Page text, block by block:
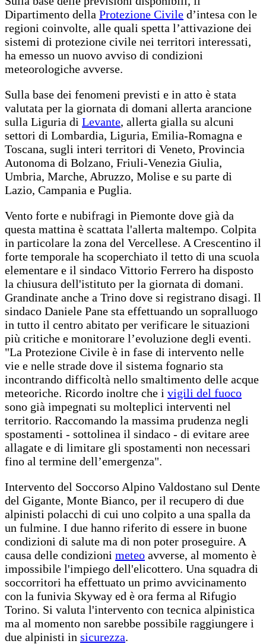
Dipartimento della Protezione Civile d’intesa con le
regioni coinvolte, alle quali spetta l’attivazione dei
sistemi di protezione civile nei territori interessati,
ha emesso un nuovo avviso di condizioni
meteorologiche avverse.
Sulla base dei fenomeni previsti e in atto è stata
valutata per la giornata di domani allerta arancione
sulla Liguria di Levante, allerta gialla su alcuni
settori di Lombardia, Liguria, Emilia-Romagna e
Toscana, sugli interi territori di Veneto, Provincia
Autonoma di Bolzano, Friuli-Venezia Giulia,
Umbria, Marche, Abruzzo, Molise e su parte di
Lazio, Campania e Puglia.
Vento forte e nubifragi in Piemonte dove già da
questa mattina è scattata l'allerta maltempo. Colpita
in particolare la zona del Vercellese. A Crescentino il
forte temporale ha scoperchiato il tetto di una scuola
elementare e il sindaco Vittorio Ferrero ha disposto
la chiusura dell'istituto per la giornata di domani.
Grandinate anche a Trino dove si registrano disagi. Il
sindaco Daniele Pane sta effettuando un sopralluogo
in tutto il centro abitato per verificare le situazioni
più critiche e monitorare l’evoluzione degli eventi.
"La Protezione Civile è in fase di intervento nelle
vie e nelle strade dove il sistema fognario sta
incontrando difficoltà nello smaltimento delle acque
meteoriche. Ricordo inoltre che i vigili del fuoco
sono già impegnati su molteplici interventi nel
territorio. Raccomando la massima prudenza negli
spostamenti - sottolinea il sindaco - di evitare aree
allagate e di limitare gli spostamenti non necessari
fino al termine dell’emergenza".
Intervento del Soccorso Alpino Valdostano sul Dente
del Gigante, Monte Bianco, per il recupero di due
alpinisti polacchi di cui uno colpito a una spalla da
un fulmine. I due hanno riferito di essere in buone
condizioni di salute ma di non poter proseguire. A
causa delle condizioni meteo avverse, al momento è
impossibile l'impiego dell'elicottero. Una squadra di
soccorritori ha effettuato un primo avvicinamento
con la funivia Skyway ed è ora ferma al Rifugio
Torino. Si valuta l'intervento con tecnica alpinistica
ma al momento non sarebbe possibile raggiungere i
due alpinisti in sicurezza.